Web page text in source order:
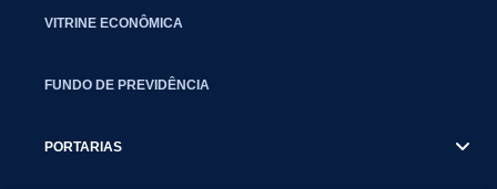
VITRINE ECONÔMICA
FUNDO DE PREVIDÊNCIA
PORTARIAS